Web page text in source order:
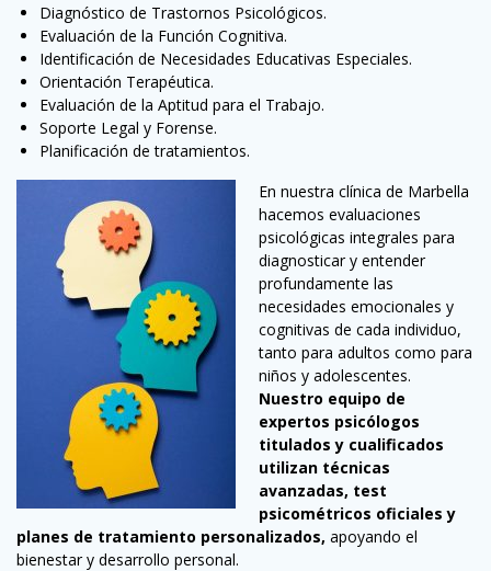
Diagnóstico de Trastornos Psicológicos.
Evaluación de la Función Cognitiva.
Identificación de Necesidades Educativas Especiales.
Orientación Terapéutica.
Evaluación de la Aptitud para el Trabajo.
Soporte Legal y Forense.
Planificación de tratamientos.
En nuestra clínica de Marbella
hacemos evaluaciones
psicológicas integrales para
diagnosticar y entender
profundamente las
necesidades emocionales y
cognitivas de cada individuo,
tanto para adultos como para
niños y adolescentes.
Nuestro equipo de
expertos psicólogos
titulados y cualificados
utilizan técnicas
avanzadas, test
psicométricos oficiales y
planes de tratamiento personalizados, apoyando el
bienestar y desarrollo personal.